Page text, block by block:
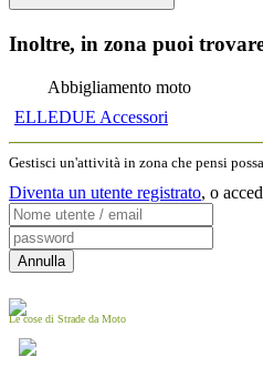
Inoltre, in zona puoi
Abbigliamento moto
ELLEDUE Accessori
Gestisci un'attività in zona che pensi
Diventa un utente registrato, o
Le cose di Strade da Moto